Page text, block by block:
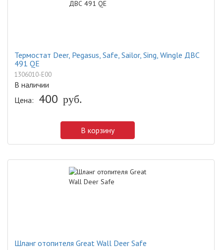
Термостат Deer, Pegasus, Safe, Sailor, Sing, Wingle ДВС
491 QE
1306010-E00
В наличии
Цена: 400 руб.
В корзину
Шланг отопителя Great Wall Deer Safe